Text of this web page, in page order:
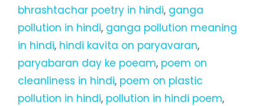
bhrashtachar poetry in hindi, ganga
pollution in hindi, ganga pollution meaning
in hindi, hindi kavita on paryavaran,
paryabaran day ke poeam, poem on
cleanliness in hindi, poem on plastic
pollution in hindi, pollution in hindi poem,